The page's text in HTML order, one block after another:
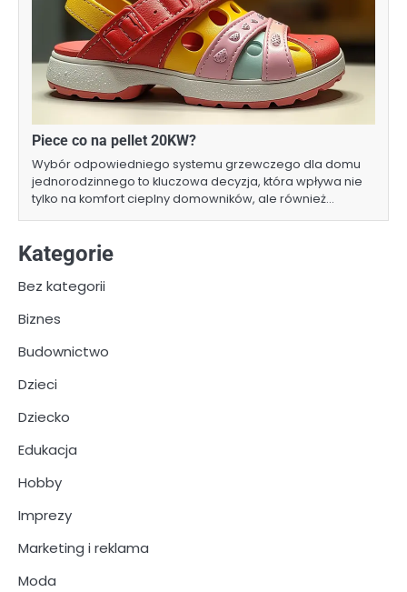
Piece co na pellet 20KW?
Wybór odpowiedniego systemu grzewczego dla domu
jednorodzinnego to kluczowa decyzja, która wpływa nie
tylko na komfort cieplny domowników, ale również…
Kategorie
Bez kategorii
Biznes
Budownictwo
Dzieci
Dziecko
Edukacja
Hobby
Imprezy
Marketing i reklama
Moda